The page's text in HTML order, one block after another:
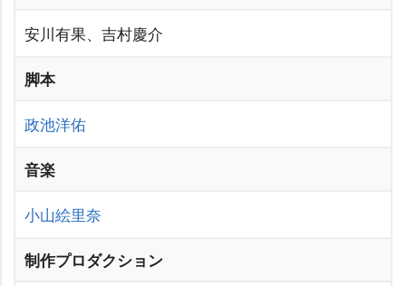
安川有果、吉村慶介
脚本
政池洋佑
音楽
小山絵里奈
制作プロダクション